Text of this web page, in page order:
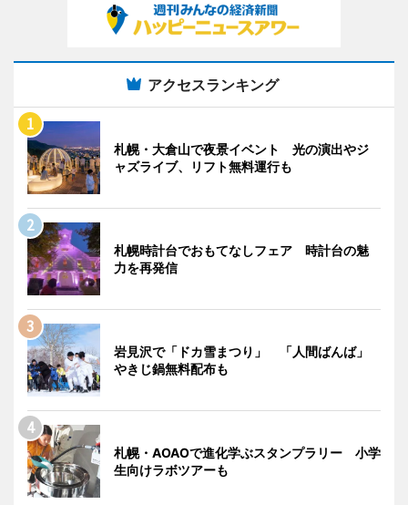
アクセスランキング
札幌・大倉山で夜景イベント 光の演出やジ
ャズライブ、リフト無料運行も
札幌時計台でおもてなしフェア 時計台の魅
力を再発信
岩見沢で「ドカ雪まつり」 「人間ばんば」
やきじ鍋無料配布も
札幌・AOAOで進化学ぶスタンプラリー 小学
生向けラボツアーも